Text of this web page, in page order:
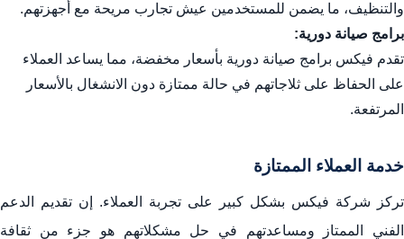
والتنظيف، ما يضمن للمستخدمين عيش تجارب مريحة مع أجهزتهم.
برامج صيانة دورية:
تقدم فيكس برامج صيانة دورية بأسعار مخفضة، مما يساعد العملاء
على الحفاظ على ثلاجاتهم في حالة ممتازة دون الانشغال بالأسعار
المرتفعة.
خدمة العملاء الممتازة
تركز شركة فيكس بشكل كبير على تجربة العملاء. إن تقديم الدعم
الفني الممتاز ومساعدتهم في حل مشكلاتهم هو جزء من ثقافة